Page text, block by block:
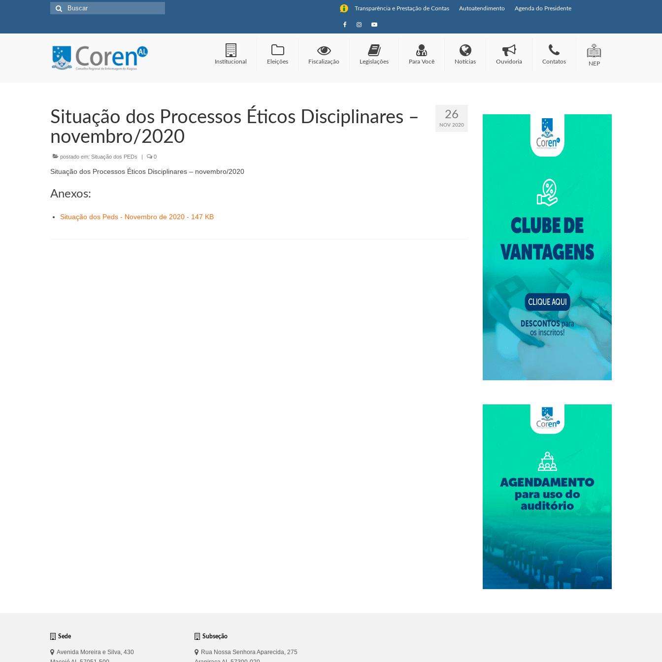
Transparência e Prestação de Contas Autoatendimento Agenda do Presidente
Buscar
por:
Institucional Eleições Fiscalização Legislações Para Você Notícias Ouvidoria Contatos NEP
26
NOV 2020
Situação dos Processos Éticos Disciplinares –
novembro/2020
postado em: Situação dos PEDs | 0
Situação dos Processos Éticos Disciplinares – novembro/2020
Anexos:
Situação dos Peds - Novembro de 2020 - 147 KB
Sede
Avenida Moreira e Silva, 430
Subseção
Rua Nossa Senhora Aparecida, 275